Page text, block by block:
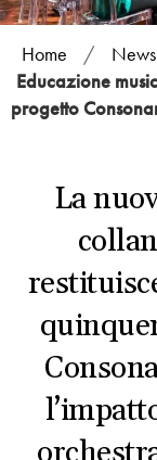
Home / News
Educazione
progetto
La